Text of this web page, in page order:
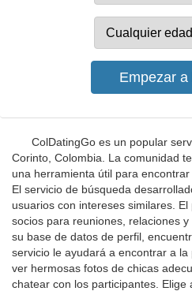
ColDatingGo es un popular
Corinto, Colombia. La comunidad
una herramienta útil para
El servicio de búsqueda
usuarios con intereses similares.
socios para reuniones, relaciones
su base de datos de perfil,
servicio le ayudará a encontrar a
ver hermosas fotos de chicas
chatear con los participantes. Elige